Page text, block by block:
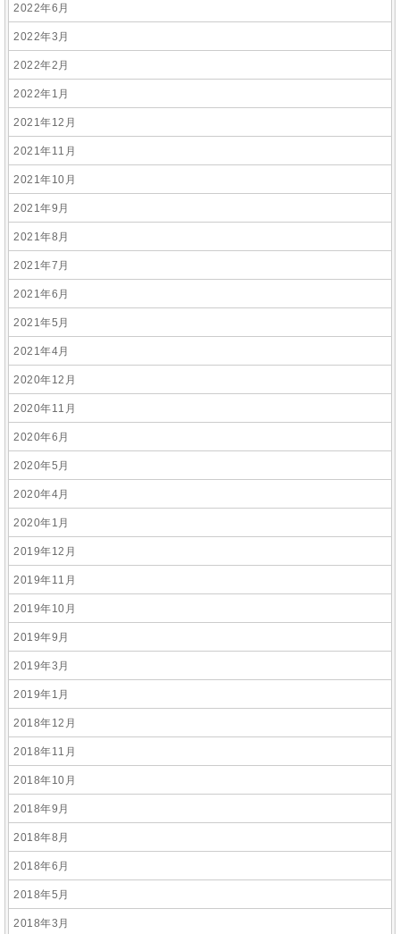
2022年6月
2022年3月
2022年2月
2022年1月
2021年12月
2021年11月
2021年10月
2021年9月
2021年8月
2021年7月
2021年6月
2021年5月
2021年4月
2020年12月
2020年11月
2020年6月
2020年5月
2020年4月
2020年1月
2019年12月
2019年11月
2019年10月
2019年9月
2019年3月
2019年1月
2018年12月
2018年11月
2018年10月
2018年9月
2018年8月
2018年6月
2018年5月
2018年3月